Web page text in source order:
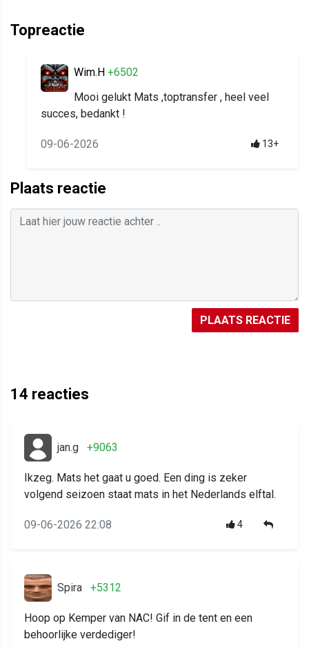
Topreactie
Wim.H +6502
Mooi gelukt Mats ,toptransfer , heel veel
succes, bedankt !
09-06-2026 13+
Plaats reactie
PLAATS REACTIE
14 reacties
jan.g +9063
Ikzeg. Mats het gaat u goed. Een ding is zeker
volgend seizoen staat mats in het Nederlands elftal.
09-06-2026 22:08 4
Spira +5312
Hoop op Kemper van NAC! Gif in de tent en een
behoorlijke verdediger!